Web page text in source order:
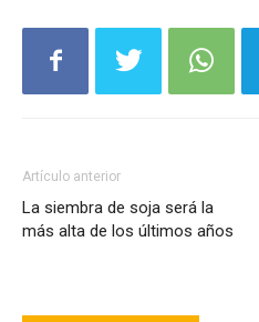
Artículo anterior
La siembra de soja será la
más alta de los últimos años